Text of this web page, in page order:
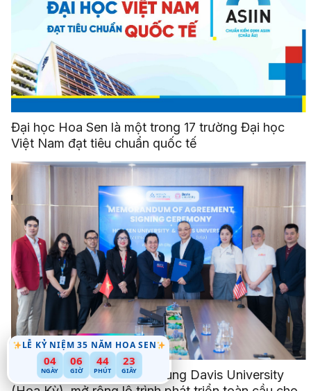
LỄ KỶ NIỆM 35 NĂM HOA SEN
04
NGÀY
06
GIỜ
44
PHÚT
19
GIÂY
Đại học Hoa Sen là một trong 17 trường Đại học
Việt Nam đạt tiêu chuẩn quốc tế
Đại học Hoa Sen hợp tác cùng Davis University